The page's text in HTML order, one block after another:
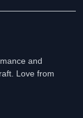
and
Love from